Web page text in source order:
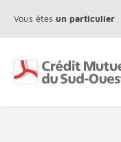
Vous êtes un particulier